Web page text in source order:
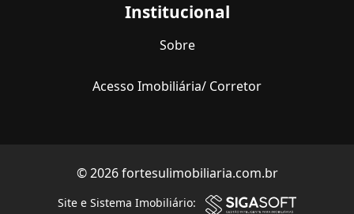
Institucional
Sobre
Acesso Imobiliária/ Corretor
© 2026 fortesulimobiliaria.com.br
Site e Sistema Imobiliário: